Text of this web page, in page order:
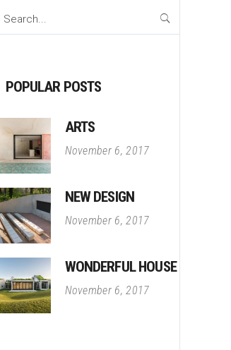
Search
POPULAR POSTS
ARTS
November 6, 2017
NEW DESIGN
November 6, 2017
WONDERFUL HOUSE
November 6, 2017